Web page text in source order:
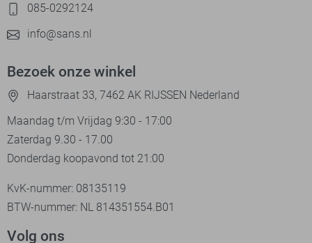
085-0292124
info@sans.nl
Bezoek onze winkel
Haarstraat 33, 7462 AK RIJSSEN Nederland
Maandag t/m Vrijdag 9:30 - 17:00
Zaterdag 9.30 - 17.00
Donderdag koopavond tot 21:00
KvK-nummer: 08135119
BTW-nummer: NL 814351554.B01
Volg ons